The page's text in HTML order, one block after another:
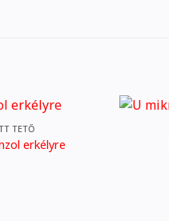
TETŐ
erkélyre